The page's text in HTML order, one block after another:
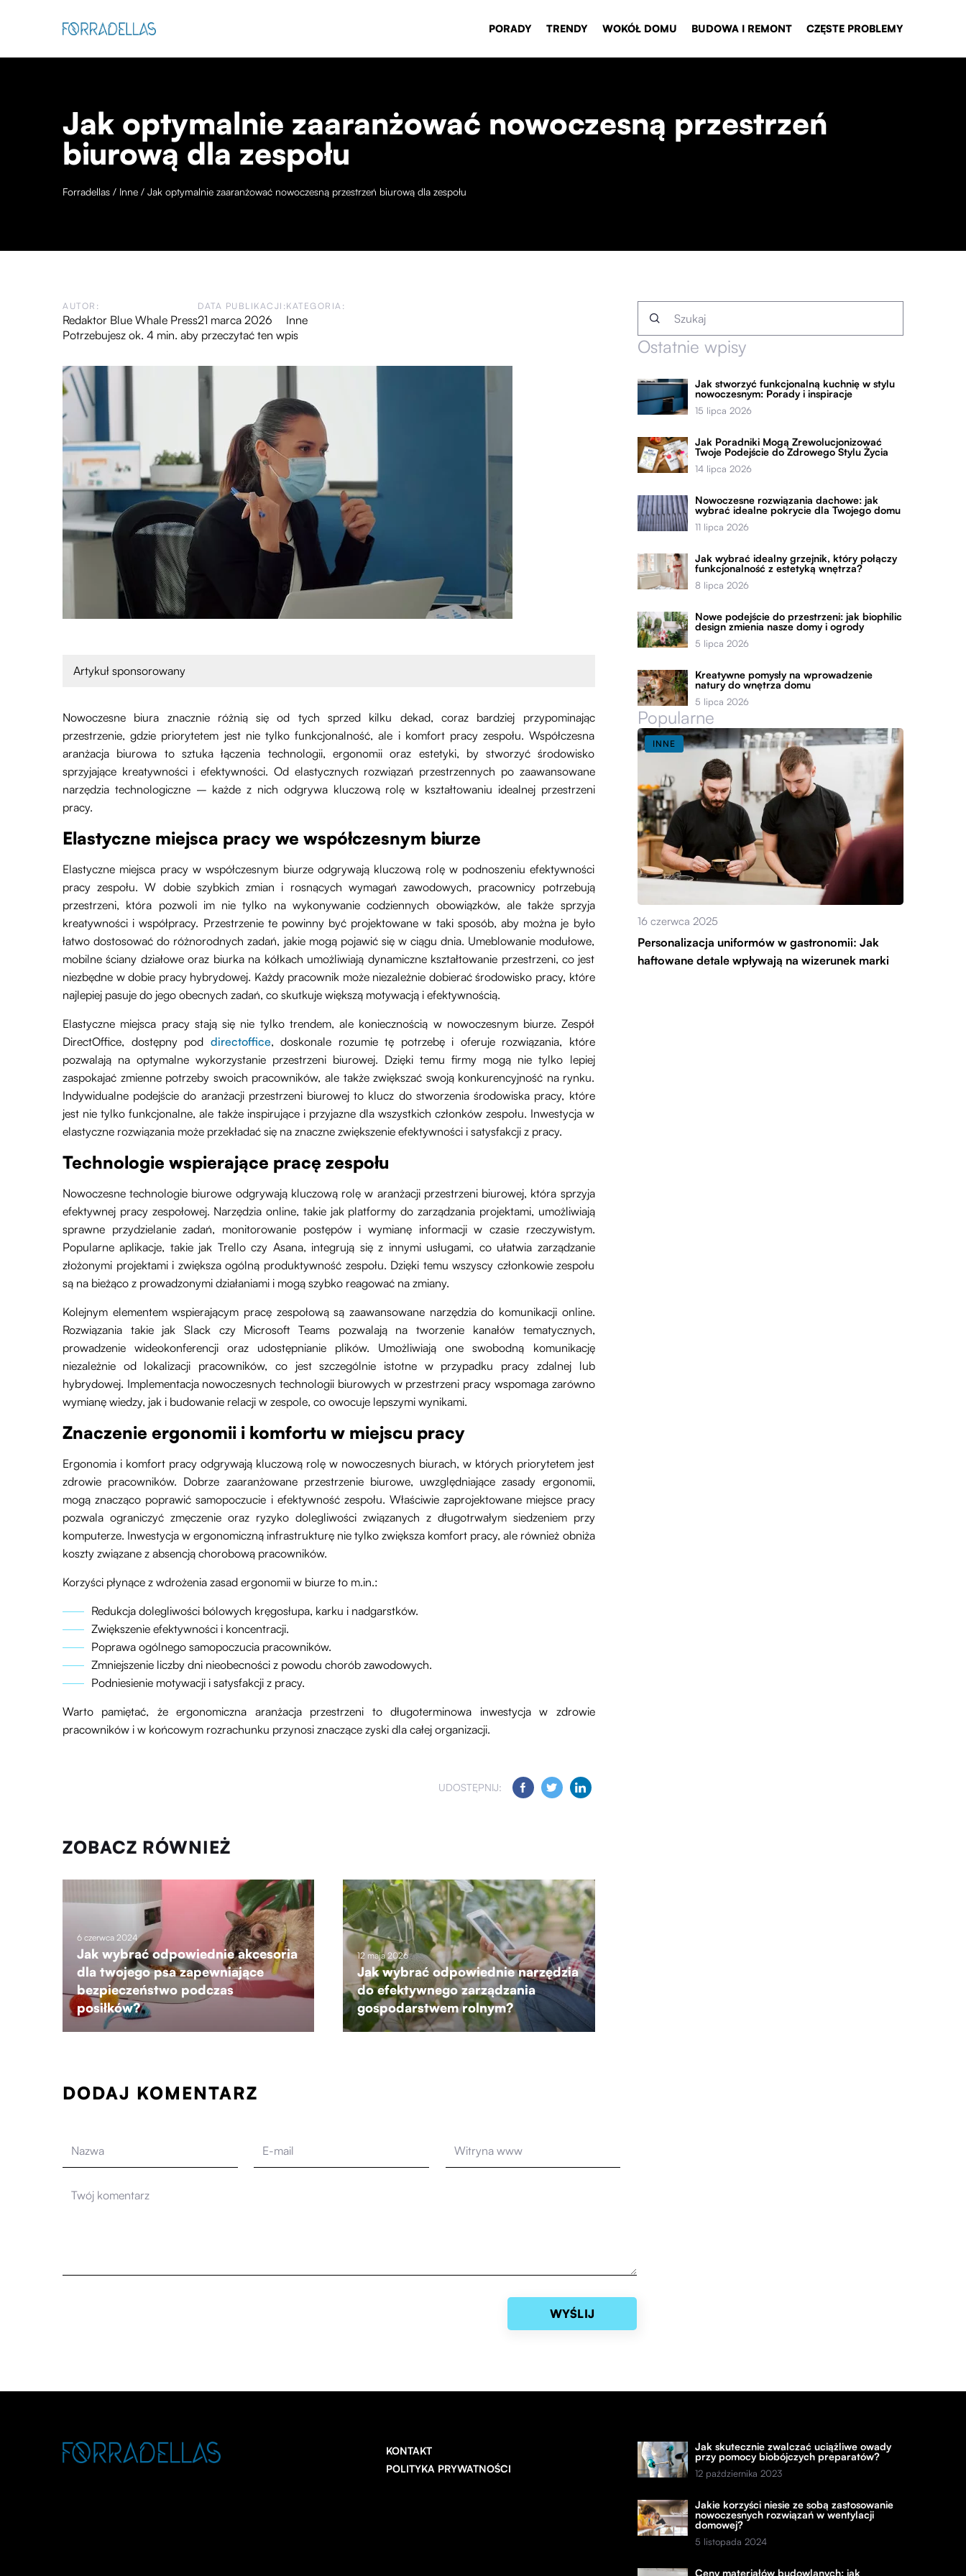
PORADY TRENDY WOKÓŁ DOMU BUDOWA I REMONT CZĘSTE PROBLEMY
Jak optymalnie zaaranżować nowoczesną przestrzeń
biurową dla zespołu
Forradellas / Inne / Jak optymalnie zaaranżować nowoczesną przestrzeń biurową dla zespołu
AUTOR:
Redaktor Blue Whale Press
DATA PUBLIKACJI:
21 marca 2026
KATEGORIA:
Inne
Potrzebujesz ok. 4 min. aby przeczytać ten wpis
Artykuł sponsorowany
Nowoczesne biura znacznie różnią się od tych sprzed kilku dekad, coraz bardziej przypominając
przestrzenie, gdzie priorytetem jest nie tylko funkcjonalność, ale i komfort pracy zespołu. Współczesna
aranżacja biurowa to sztuka łączenia technologii, ergonomii oraz estetyki, by stworzyć środowisko
sprzyjające kreatywności i efektywności. Od elastycznych rozwiązań przestrzennych po zaawansowane
narzędzia technologiczne – każde z nich odgrywa kluczową rolę w kształtowaniu idealnej przestrzeni
pracy.
Elastyczne miejsca pracy we współczesnym biurze
Elastyczne miejsca pracy w współczesnym biurze odgrywają kluczową rolę w podnoszeniu efektywności
pracy zespołu. W dobie szybkich zmian i rosnących wymagań zawodowych, pracownicy potrzebują
przestrzeni, która pozwoli im nie tylko na wykonywanie codziennych obowiązków, ale także sprzyja
kreatywności i współpracy. Przestrzenie te powinny być projektowane w taki sposób, aby można je było
łatwo dostosować do różnorodnych zadań, jakie mogą pojawić się w ciągu dnia. Umeblowanie modułowe,
mobilne ściany działowe oraz biurka na kółkach umożliwiają dynamiczne kształtowanie przestrzeni, co jest
niezbędne w dobie pracy hybrydowej. Każdy pracownik może niezależnie dobierać środowisko pracy, które
najlepiej pasuje do jego obecnych zadań, co skutkuje większą motywacją i efektywnością.
Elastyczne miejsca pracy stają się nie tylko trendem, ale koniecznością w nowoczesnym biurze. Zespół
DirectOffice, dostępny pod directoffice, doskonale rozumie tę potrzebę i oferuje rozwiązania, które
pozwalają na optymalne wykorzystanie przestrzeni biurowej. Dzięki temu firmy mogą nie tylko lepiej
zaspokajać zmienne potrzeby swoich pracowników, ale także zwiększać swoją konkurencyjność na rynku.
Indywidualne podejście do aranżacji przestrzeni biurowej to klucz do stworzenia środowiska pracy, które
jest nie tylko funkcjonalne, ale także inspirujące i przyjazne dla wszystkich członków zespołu. Inwestycja w
elastyczne rozwiązania może przekładać się na znaczne zwiększenie efektywności i satysfakcji z pracy.
Technologie wspierające pracę zespołu
Nowoczesne technologie biurowe odgrywają kluczową rolę w aranżacji przestrzeni biurowej, która sprzyja
efektywnej pracy zespołowej. Narzędzia online, takie jak platformy do zarządzania projektami, umożliwiają
sprawne przydzielanie zadań, monitorowanie postępów i wymianę informacji w czasie rzeczywistym.
Popularne aplikacje, takie jak Trello czy Asana, integrują się z innymi usługami, co ułatwia zarządzanie
złożonymi projektami i zwiększa ogólną produktywność zespołu. Dzięki temu wszyscy członkowie zespołu
są na bieżąco z prowadzonymi działaniami i mogą szybko reagować na zmiany.
Kolejnym elementem wspierającym pracę zespołową są zaawansowane narzędzia do komunikacji online.
Rozwiązania takie jak Slack czy Microsoft Teams pozwalają na tworzenie kanałów tematycznych,
prowadzenie wideokonferencji oraz udostępnianie plików. Umożliwiają one swobodną komunikację
niezależnie od lokalizacji pracowników, co jest szczególnie istotne w przypadku pracy zdalnej lub
hybrydowej. Implementacja nowoczesnych technologii biurowych w przestrzeni pracy wspomaga zarówno
wymianę wiedzy, jak i budowanie relacji w zespole, co owocuje lepszymi wynikami.
Znaczenie ergonomii i komfortu w miejscu pracy
Ergonomia i komfort pracy odgrywają kluczową rolę w nowoczesnych biurach, w których priorytetem jest
zdrowie pracowników. Dobrze zaaranżowane przestrzenie biurowe, uwzględniające zasady ergonomii,
mogą znacząco poprawić samopoczucie i efektywność zespołu. Właściwie zaprojektowane miejsce pracy
pozwala ograniczyć zmęczenie oraz ryzyko dolegliwości związanych z długotrwałym siedzeniem przy
komputerze. Inwestycja w ergonomiczną infrastrukturę nie tylko zwiększa komfort pracy, ale również obniża
koszty związane z absencją chorobową pracowników.
Korzyści płynące z wdrożenia zasad ergonomii w biurze to m.in.:
Redukcja dolegliwości bólowych kręgosłupa, karku i nadgarstków.
Zwiększenie efektywności i koncentracji.
Poprawa ogólnego samopoczucia pracowników.
Zmniejszenie liczby dni nieobecności z powodu chorób zawodowych.
Podniesienie motywacji i satysfakcji z pracy.
Warto pamiętać, że ergonomiczna aranżacja przestrzeni to długoterminowa inwestycja w zdrowie
pracowników i w końcowym rozrachunku przynosi znaczące zyski dla całej organizacji.
UDOSTĘPNIJ:
ZOBACZ RÓWNIEŻ
6 czerwca 2024
Jak wybrać odpowiednie akcesoria
dla twojego psa zapewniające
bezpieczeństwo podczas
posiłków?
12 maja 2026
Jak wybrać odpowiednie narzędzia
do efektywnego zarządzania
gospodarstwem rolnym?
Ostatnie wpisy
Jak stworzyć funkcjonalną kuchnię w stylu
nowoczesnym: Porady i inspiracje
15 lipca 2026
Jak Poradniki Mogą Zrewolucjonizować
Twoje Podejście do Zdrowego Stylu Życia
14 lipca 2026
Nowoczesne rozwiązania dachowe: jak
wybrać idealne pokrycie dla Twojego domu
11 lipca 2026
Jak wybrać idealny grzejnik, który połączy
funkcjonalność z estetyką wnętrza?
8 lipca 2026
Nowe podejście do przestrzeni: jak biophilic
design zmienia nasze domy i ogrody
5 lipca 2026
Kreatywne pomysły na wprowadzenie
natury do wnętrza domu
5 lipca 2026
Popularne
INNE
16 czerwca 2025
Personalizacja uniformów w gastronomii: Jak
haftowane detale wpływają na wizerunek marki
DODAJ KOMENTARZ
KONTAKT
POLITYKA PRYWATNOŚCI
Jak skutecznie zwalczać uciążliwe owady
przy pomocy biobójczych preparatów?
12 października 2023
Jakie korzyści niesie ze sobą zastosowanie
nowoczesnych rozwiązań w wentylacji
domowej?
5 listopada 2024
Ceny materiałów budowlanych: jak